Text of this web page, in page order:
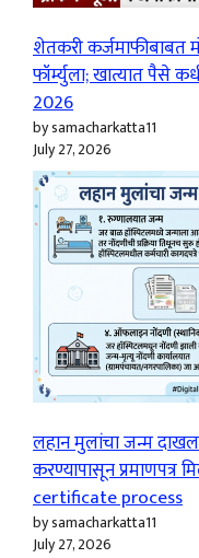
शेतकरी कर्जमाफीबाबत
फॉर्म्युला; खात्यात पैसे
2026
by samacharkatta11
July 27, 2026
लहान मुलांचा जन्म
करण्यापासून प्रमाणपत्र
certificate process
by samacharkatta11
July 27, 2026